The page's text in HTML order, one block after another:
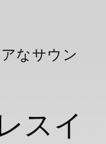
なサウン
スイ